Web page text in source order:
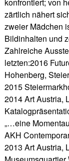
konfrontiert; von
zärtlich nähert
zweier Mädchen
Bildinhalten und
Zahlreiche
letzten:2016
Hohenberg,
2015
2014 Art Austria,
„…eine
AKH
2013 Art Austria,